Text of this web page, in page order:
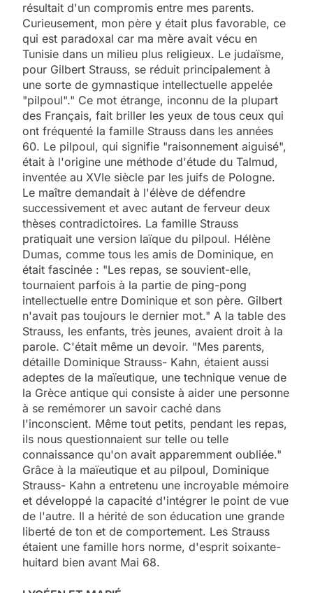
résultait d'un compromis entre mes parents.
Curieusement, mon père y était plus favorable, ce
qui est paradoxal car ma mère avait vécu en
Tunisie dans un milieu plus religieux. Le judaïsme,
pour Gilbert Strauss, se réduit principalement à
une sorte de gymnastique intellectuelle appelée
"pilpoul"." Ce mot étrange, inconnu de la plupart
des Français, fait briller les yeux de tous ceux qui
ont fréquenté la famille Strauss dans les années
60. Le pilpoul, qui signifie "raisonnement aiguisé",
était à l'origine une méthode d'étude du Talmud,
inventée au XVIe siècle par les juifs de Pologne.
Le maître demandait à l'élève de défendre
successivement et avec autant de ferveur deux
thèses contradictoires. La famille Strauss
pratiquait une version laïque du pilpoul. Hélène
Dumas, comme tous les amis de Dominique, en
était fascinée : "Les repas, se souvient-elle,
tournaient parfois à la partie de ping-pong
intellectuelle entre Dominique et son père. Gilbert
n'avait pas toujours le dernier mot." A la table des
Strauss, les enfants, très jeunes, avaient droit à la
parole. C'était même un devoir. "Mes parents,
détaille Dominique Strauss- Kahn, étaient aussi
adeptes de la maïeutique, une technique venue de
la Grèce antique qui consiste à aider une personne
à se remémorer un savoir caché dans
l'inconscient. Même tout petits, pendant les repas,
ils nous questionnaient sur telle ou telle
connaissance qu'on avait apparemment oubliée."
Grâce à la maïeutique et au pilpoul, Dominique
Strauss- Kahn a entretenu une incroyable mémoire
et développé la capacité d'intégrer le point de vue
de l'autre. Il a hérité de son éducation une grande
liberté de ton et de comportement. Les Strauss
étaient une famille hors norme, d'esprit soixante-
huitard bien avant Mai 68.